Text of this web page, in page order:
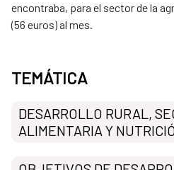
encontraba, para el sector de la
(56 euros) al mes.
TEMÁTICA
DESARROLLO RURAL,
ALIMENTARIA Y